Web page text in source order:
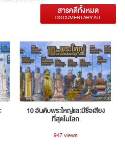
สารคดีทั้งหมด
DOCUMENTARY ALL
10 อันดับพระใหญ่และมีชื่อเสียง
ที่สุดในโลก
947 views